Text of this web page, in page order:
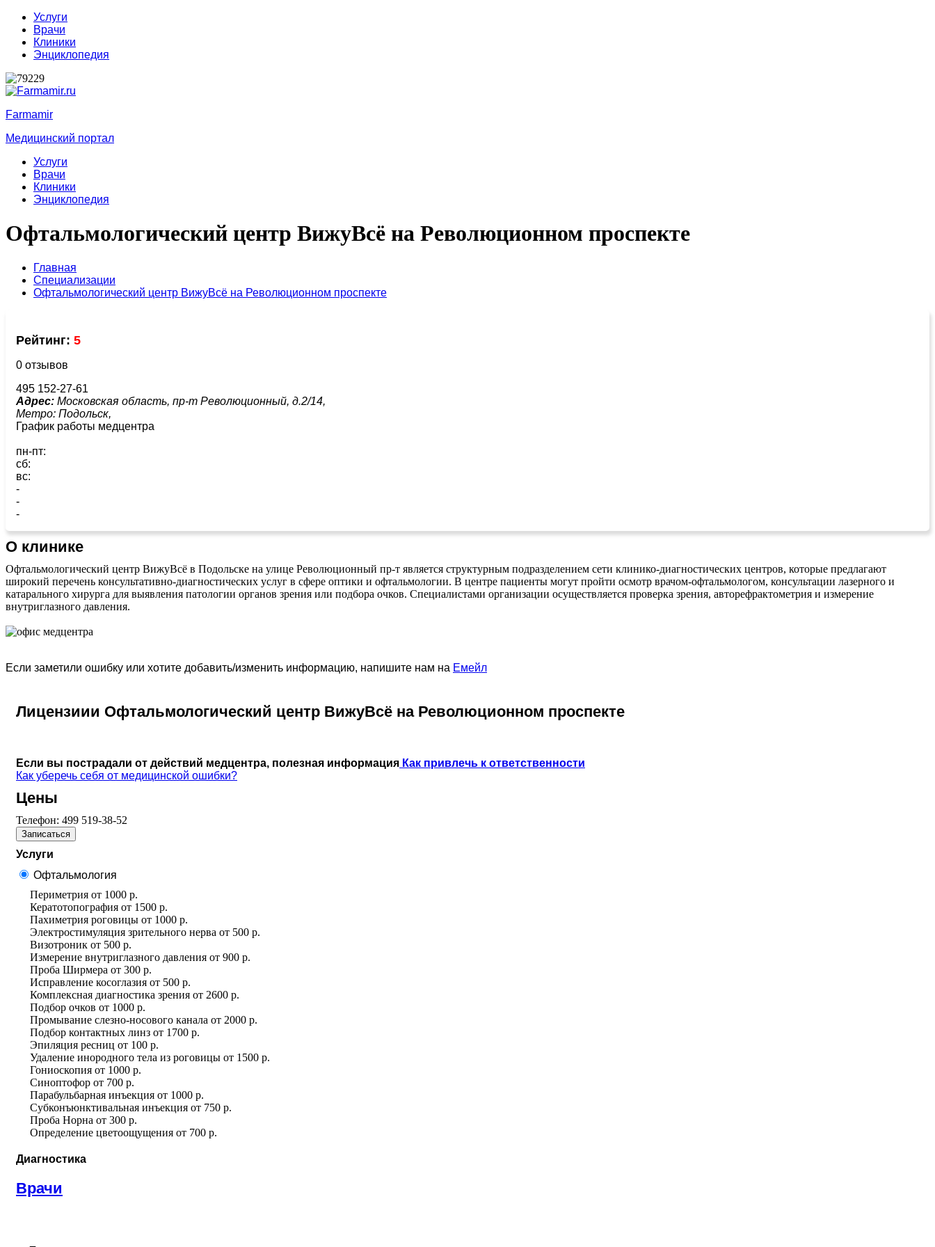
Услуги
Врачи
Клиники
Энциклопедия
Farmamir
Медицинский портал
Услуги
Врачи
Клиники
Энциклопедия
Офтальмологический центр ВижуВсё на Революционном проспекте
Главная
Специализации
Офтальмологический центр ВижуВсё на Революционном проспекте
Рейтинг: 5
0 отзывов
495 152-27-61
Адрес: Московская область, пр-т Революционный, д.2/14,
Метро: Подольск,
График работы медцентра
пн-пт:
сб:
вс:
-
-
-
О клинике
Офтальмологический центр ВижуВсё в Подольске на улице Революционный пр-т является структурным подразделением сети клинико-диагностических центров, которые предлагают
широкий перечень консультативно-диагностических услуг в сфере оптики и офтальмологии. В центре пациенты могут пройти осмотр врачом-офтальмологом, консультации лазерного и
катарального хирурга для выявления патологии органов зрения или подбора очков. Специалистами организации осуществляется проверка зрения, авторефрактометрия и измерение
внутриглазного давления.
Если заметили ошибку или хотите добавить/изменить информацию, напишите нам на Емейл
Лицензиии Офтальмологический центр ВижуВсё на Революционном проспекте
Если вы пострадали от действий медцентра, полезная информация Как привлечь к ответственности
Как уберечь себя от медицинской ошибки?
Цены
Телефон: 499 519-38-52
Записаться
Услуги
Офтальмология
Периметрия от 1000 р.
Кератотопография от 1500 р.
Пахиметрия роговицы от 1000 р.
Электростимуляция зрительного нерва от 500 р.
Визотроник от 500 р.
Измерение внутриглазного давления от 900 р.
Проба Ширмера от 300 р.
Исправление косоглазия от 500 р.
Комплексная диагностика зрения от 2600 р.
Подбор очков от 1000 р.
Промывание слезно-носового канала от 2000 р.
Подбор контактных линз от 1700 р.
Эпиляция ресниц от 100 р.
Удаление инородного тела из роговицы от 1500 р.
Гониоскопия от 1000 р.
Синоптофор от 700 р.
Парабульбарная инъекция от 1000 р.
Субконъюнктивальная инъекция от 750 р.
Проба Норна от 300 р.
Определение цветоощущения от 700 р.
Диагностика
Врачи